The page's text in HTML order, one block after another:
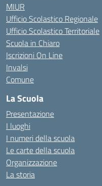
MIUR
Ufficio Scolastico Regionale
Ufficio Scolastico Territoriale
Scuola in Chiaro
Iscrizioni On Line
Invalsi
Comune
La Scuola
Presentazione
I luoghi
I numeri della scuola
Le carte della scuola
Organizzazione
La storia